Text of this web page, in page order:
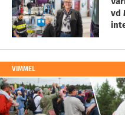
vd
VIMMEL